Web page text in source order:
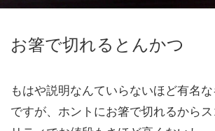
お箸で切れるとんかつ
もはや説明なんていらないほど有名
ですが、ホントにお箸で切れるから